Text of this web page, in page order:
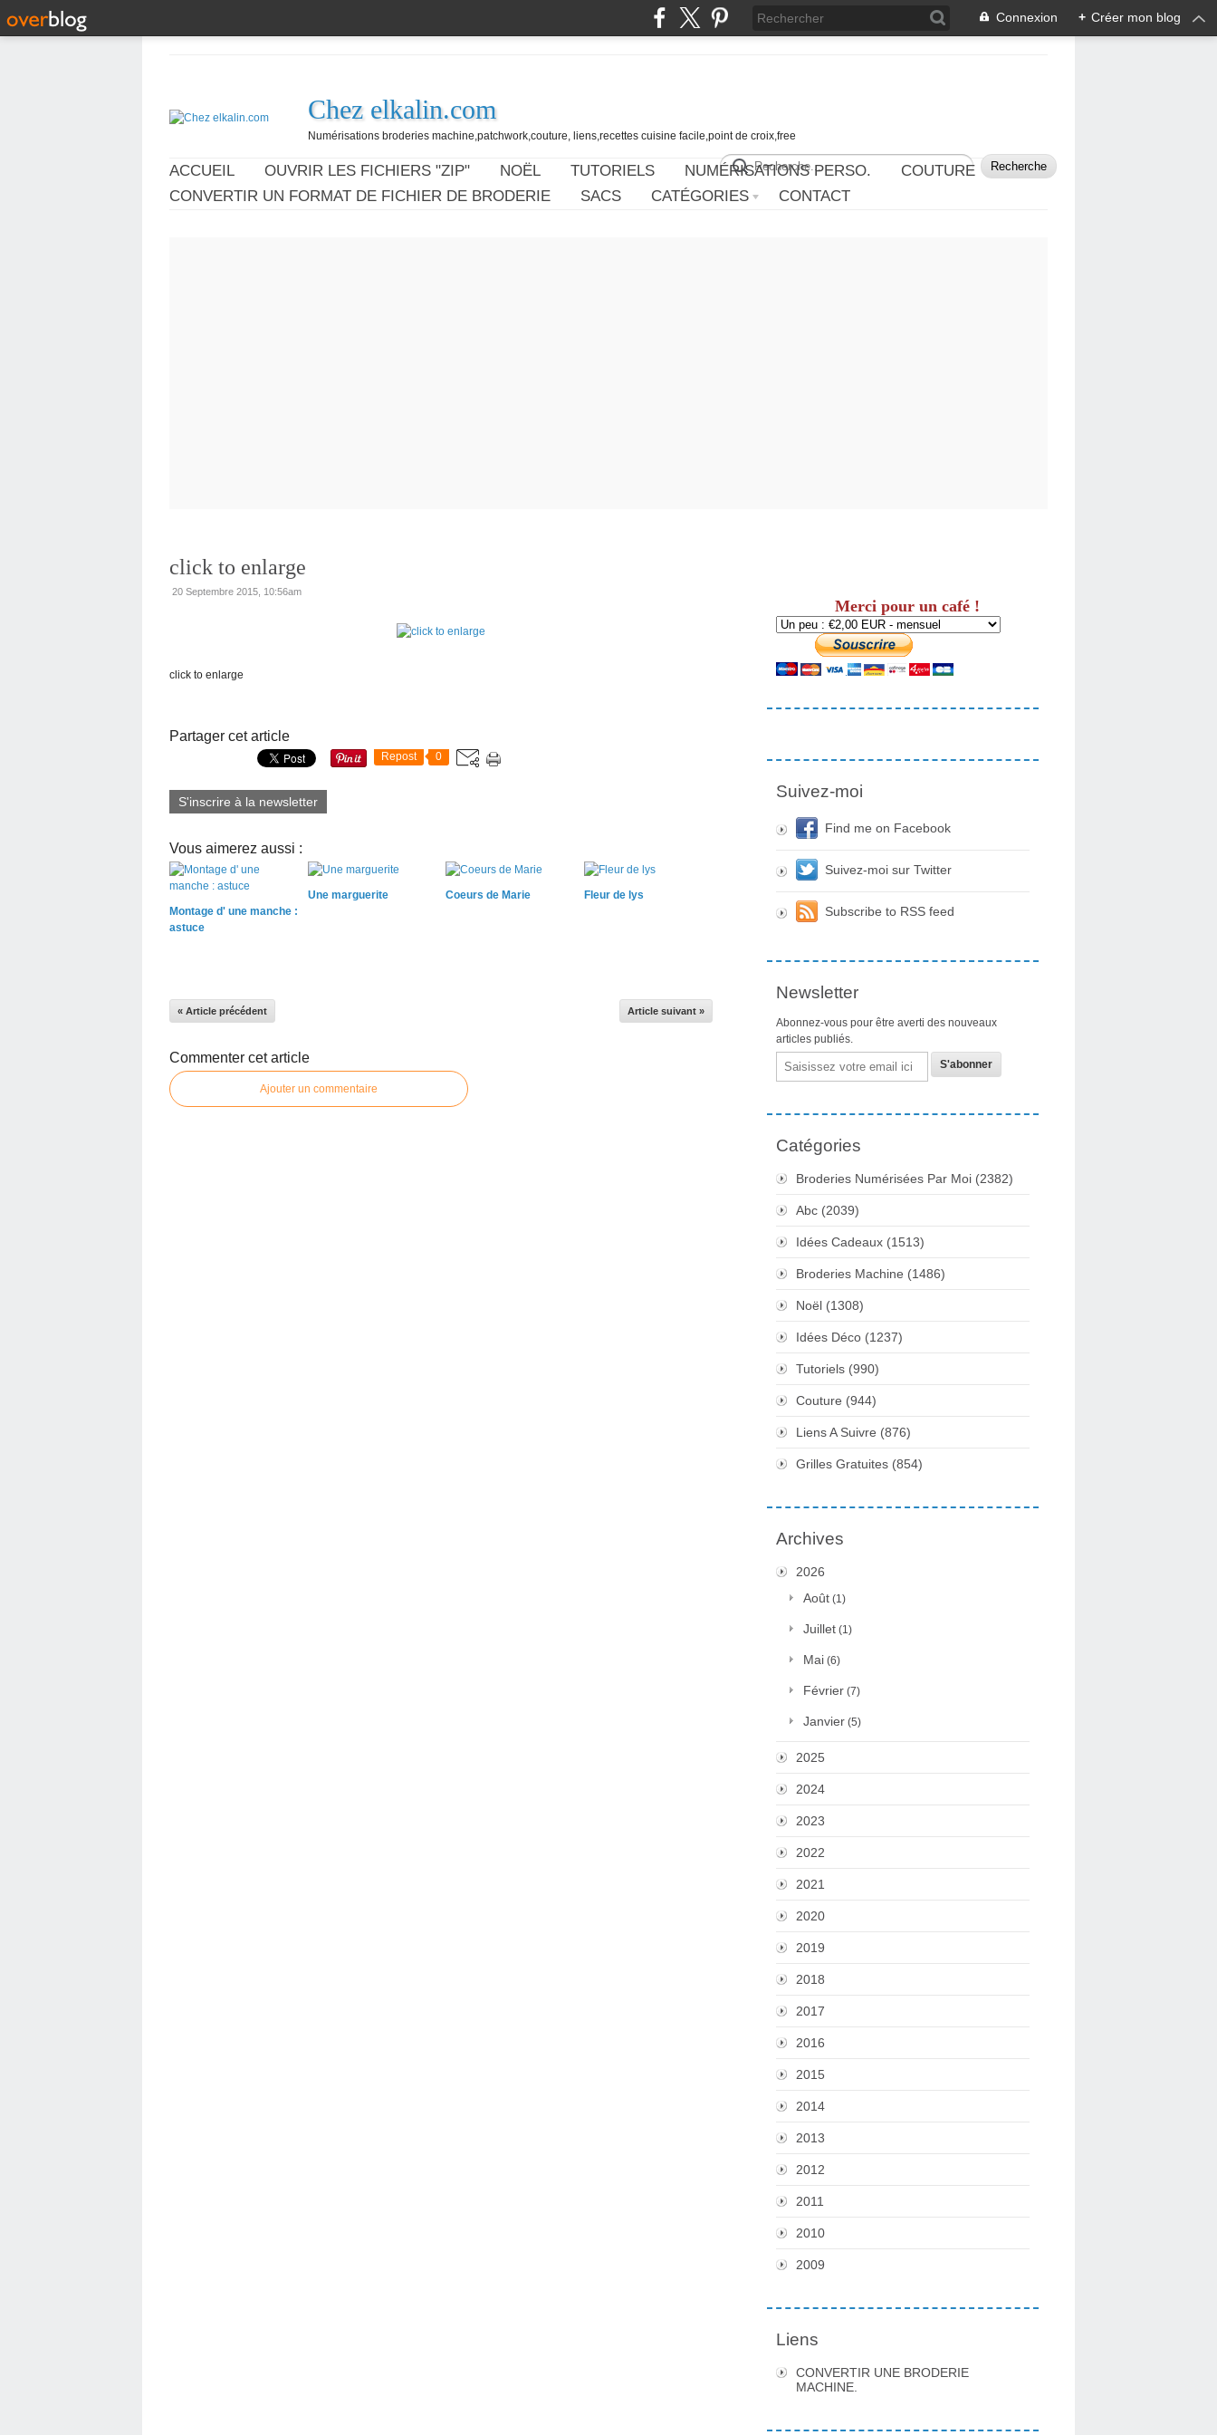
Connexion + Créer mon blog
Chez elkalin.com
Numérisations broderies machine,patchwork,couture, liens,recettes cuisine facile,point de croix,free
ACCUEIL OUVRIR LES FICHIERS "ZIP" NOËL TUTORIELS NUMÉRISATIONS PERSO.
COUTURE
CONVERTIR UN FORMAT DE FICHIER DE BRODERIE
SACS CATÉGORIES CONTACT
click to enlarge
20 Septembre 2015, 10:56am
click to enlarge
Partager cet article
Repost 0
S'inscrire à la newsletter
Vous aimerez aussi :
Montage d' une manche :
astuce
Une marguerite Coeurs de Marie Fleur de lys
« Article précédent Article suivant »
Commenter cet article
Ajouter un commentaire
Merci pour un café !
Suivez-moi
Find me on Facebook
Suivez-moi sur Twitter
Subscribe to RSS feed
Newsletter
Abonnez-vous pour être averti des nouveaux
articles publiés.
Email
Catégories
Broderies Numérisées Par Moi (2382)
Abc (2039)
Idées Cadeaux (1513)
Broderies Machine (1486)
Noël (1308)
Idées Déco (1237)
Tutoriels (990)
Couture (944)
Liens A Suivre (876)
Grilles Gratuites (854)
Archives
2026
Août (1)
Juillet (1)
Mai (6)
Février (7)
Janvier (5)
2025
2024
2023
2022
2021
2020
2019
2018
2017
2016
2015
2014
2013
2012
2011
2010
2009
Liens
CONVERTIR UNE BRODERIE
MACHINE.